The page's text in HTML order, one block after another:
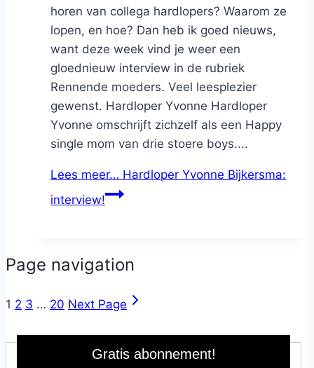
horen van collega hardlopers? Waarom ze
lopen, en hoe? Dan heb ik goed nieuws,
want deze week vind je weer een
gloednieuw interview in de rubriek
Rennende moeders. Veel leesplezier
gewenst. Hardloper Yvonne Hardloper
Yvonne omschrijft zichzelf als een Happy
single mom van drie stoere boys....
Lees meer… Hardloper Yvonne Bijkersma:
interview!
Page navigation
1 2 3 … 20 Next Page
Gratis abonnement!